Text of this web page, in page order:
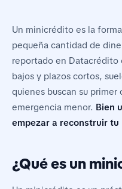
Un minicrédito es la
pequeña cantidad de
reportado en Datacrédito
bajos y plazos cortos,
quienes buscan su
emergencia menor. Bien
empezar a reconstruir
¿Qué es un